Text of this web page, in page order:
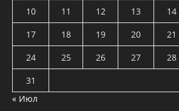
10
11 12 13 14
17
18 19 20 21
24
25 26 27 28
31
« Июл